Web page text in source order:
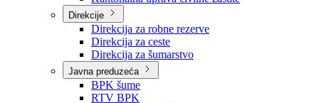
Uprave
Kantonalna uprava za inspekcijske poslove
Kantonalna uprava civilne zaštite
Direkcije
Direkcija za robne rezerve
Direkcija za ceste
Direkcija za šumarstvo